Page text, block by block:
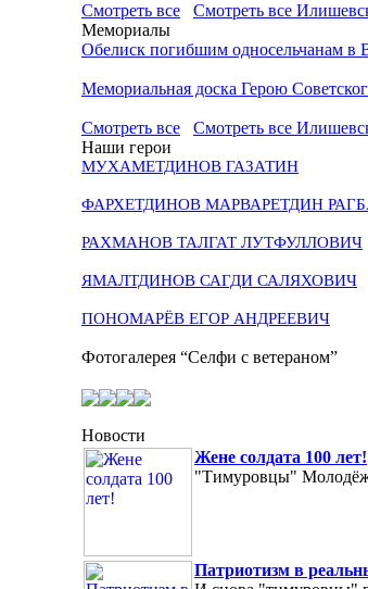
Смотреть все
Смотреть все
Мемориалы
Обелиск погибшим односельчанам в
Мемориальная доска Герою
Смотреть все
Смотреть все
Наши герои
МУХАМЕТДИНОВ ГАЗАТИН
ФАРХЕТДИНОВ МАРВАРЕТДИН
РАХМАНОВ ТАЛГАТ ЛУТФУЛЛОВИЧ
ЯМАЛТДИНОВ САГДИ САЛЯХОВИЧ
ПОНОМАРЁВ ЕГОР АНДРЕЕВИЧ
Фотогалерея “Селфи с ветераном”
Новости
Жене солдата 100 лет!
"Тимуровцы"
Патриотизм в